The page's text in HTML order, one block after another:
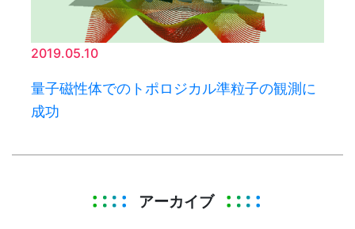
2019.05.10
量子磁性体でのトポロジカル準粒子の観測に
成功
アーカイブ